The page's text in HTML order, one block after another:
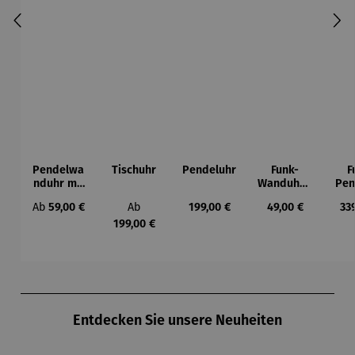
Pendelwa
nduhr mit
die
Regulärer Preis:
Ab 59,00 €
Tischuhr
Regulärer Preis:
Ab
199,00 €
Pendeluhr
Regulärer Preis:
199,00 €
Funk-
Wanduhr |
Regulärer Preis:
49,00 €
Entdecken Sie unsere Neuheiten